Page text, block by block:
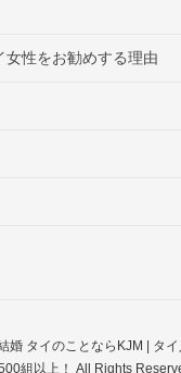
女性をお勧めする理由
婚 タイのことならKJM | タ
組以上！ All Rights